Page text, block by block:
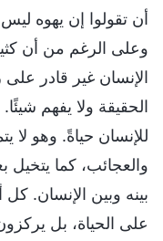
أن تقولوا إن يهوه
وعلى الرغم من أن
الإنسان غير قادر على
الحقيقة ولا يفهم
للإنسان حياةً. وهو لا
والعجائب، كما
بينه وبين الإنسان.
على الحياة، بل